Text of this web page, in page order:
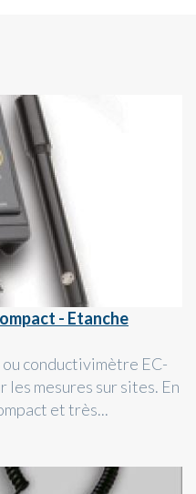
- Etanche
conductivimètre EC-
mesures sur sites. En
et très...